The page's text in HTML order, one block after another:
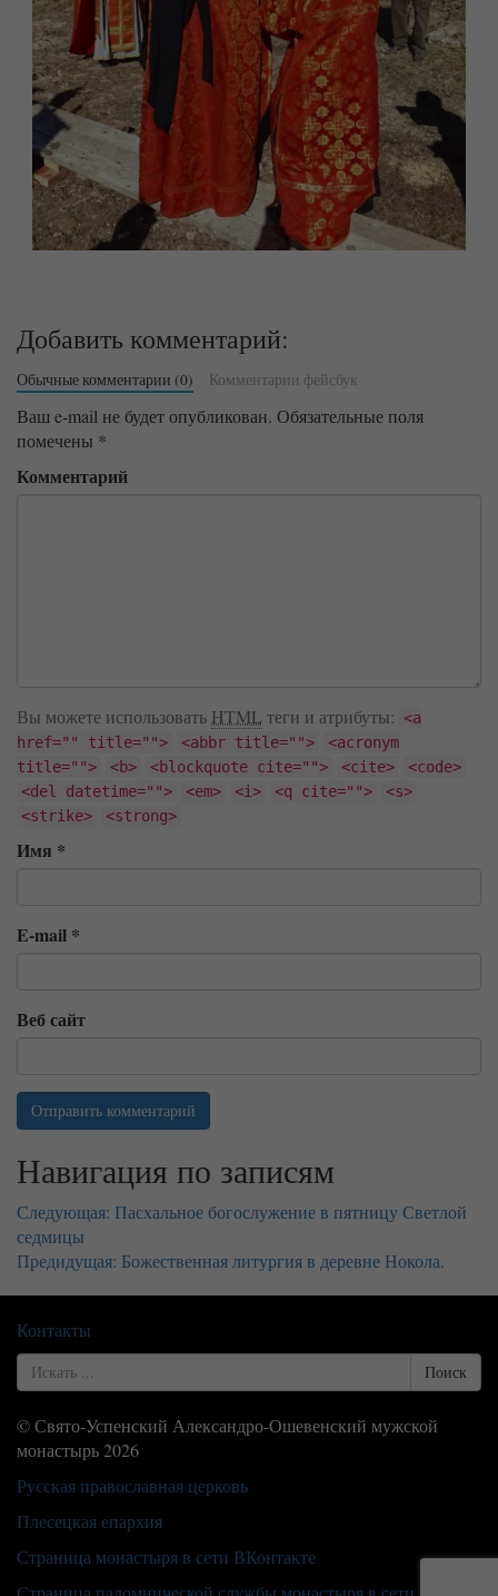
Добавить комментарий:
Обычные комментарии (0) Комментарии фейсбук
Ваш e-mail не будет опубликован. Обязательные поля
помечены *
Комментарий
Вы можете использовать HTML теги и атрибуты: <a
href="" title="">
<abbr title="">
<acronym
title="">
<b> <blockquote cite=""> <cite>
<code>
<del datetime="">
<em> <i> <q cite="">
<s>
<strike>
<strong>
Имя *
E-mail *
Веб сайт
Навигация по записям
Следующая: Пасхальное богослужение в пятницу Светлой
седмицы
Предидущая: Божественная литургия в деревне Нокола.
Контакты
Search
for
Поиск
© Свято-Успенский Александро-Ошевенский мужской
монастырь 2026
Русская православная церковь
Плесецкая епархия
Страница монастыря в сети ВКонтакте